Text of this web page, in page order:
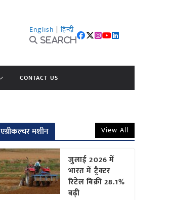
English | हिन्दी
Search
CONTACT US
एग्रीकल्चर मशीन View All
जुलाई 2026 में
भारत में ट्रैक्टर
रिटेल बिक्री 28.1%
बढ़ी